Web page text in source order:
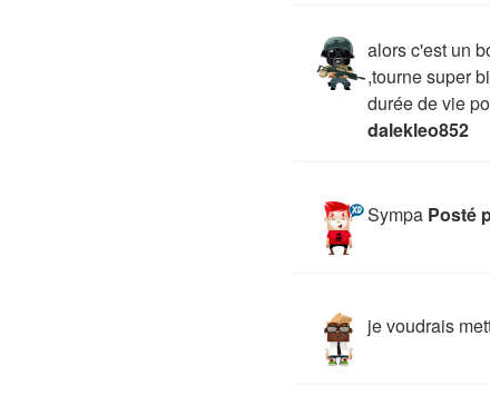
alors c'est un
,tourne super
durée de vie
dalekleo852
Sympa Posté
je voudrais